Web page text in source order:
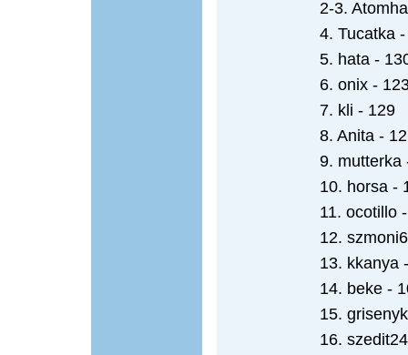
2-3.
4. Tucatka
5. hata -
6. onix -
7. kli - 129
8. Anita -
9. mutterka
10. horsa -
11. ocotillo
12.
13. kkanya
14. beke -
15.
16.